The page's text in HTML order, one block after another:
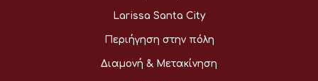
Larissa Santa City
Περιήγηση στην πόλη
Διαμονή & Μετακίνηση